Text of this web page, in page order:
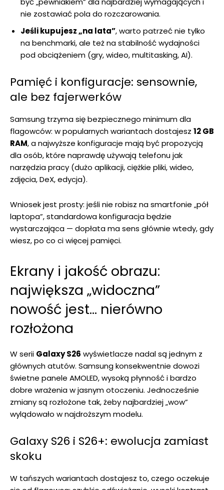
nie zostawiać pola do rozczarowania.
Jeśli kupujesz „na lata”, warto patrzeć nie tylko
na benchmarki, ale też na stabilność wydajności
pod obciążeniem (gry, wideo, multitasking, AI).
Pamięć i konfiguracje: sensownie,
ale bez fajerwerków
Samsung trzyma się bezpiecznego minimum dla
flagowców: w popularnych wariantach dostajesz 12 GB
RAM, a najwyższe konfiguracje mają być propozycją
dla osób, które naprawdę używają telefonu jak
narzędzia pracy (dużo aplikacji, ciężkie pliki, wideo,
zdjęcia, DeX, edycja).
Wniosek jest prosty: jeśli nie robisz na smartfonie „pół
laptopa”, standardowa konfiguracja będzie
wystarczająca — dopłata ma sens głównie wtedy, gdy
wiesz, po co ci więcej pamięci.
Ekrany i jakość obrazu:
największa „widoczna”
nowość jest… nierówno
rozłożona
W serii Galaxy S26 wyświetlacze nadal są jednym z
głównych atutów. Samsung konsekwentnie dowozi
świetne panele AMOLED, wysoką płynność i bardzo
dobre wrażenia w jasnym otoczeniu. Jednocześnie
zmiany są rozłożone tak, żeby najbardziej „wow”
wylądowało w najdroższym modelu.
Galaxy S26 i S26+: ewolucja zamiast
skoku
W tańszych wariantach dostajesz to, czego oczekuje